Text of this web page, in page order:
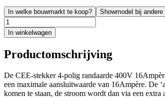
In welke bouwmarkt te koop? Showmodel bij
In winkelwagen
Productomschrijving
De CEE-stekker 4-polig randaarde 400V
een maximale aansluitwaarde van 16Ampère. De
komen te staan, de stroom wordt dan via een extra